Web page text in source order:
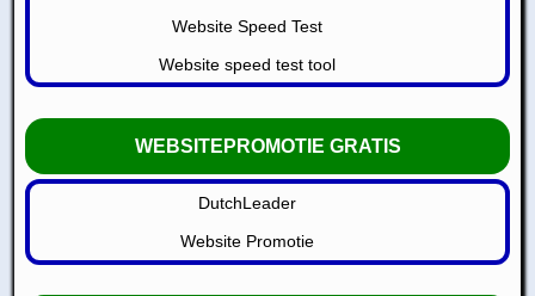
Website Speed Test
Website speed test tool
WEBSITEPROMOTIE GRATIS
DutchLeader
Website Promotie